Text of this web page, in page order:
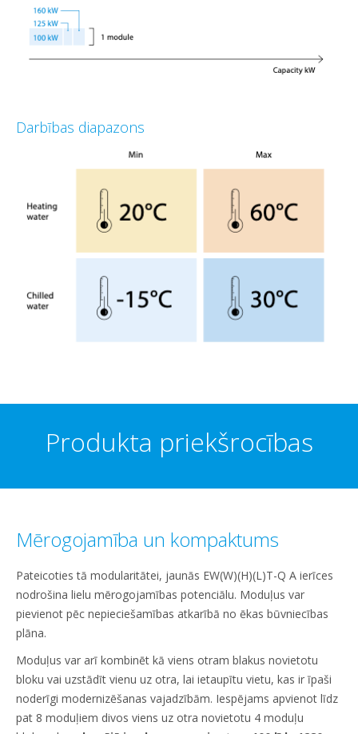
Darbības diapazons
Produkta priekšrocības
Mērogojamība un kompaktums
Pateicoties tā modularitātei, jaunās EW(W)(H)(L)T-Q A ierīces
nodrošina lielu mērogojamības potenciālu. Moduļus var
pievienot pēc nepieciešamības atkarībā no ēkas būvniecības
plāna.
Moduļus var arī kombinēt kā viens otram blakus novietotu
bloku vai uzstādīt vienu uz otra, lai ietaupītu vietu, kas ir īpaši
noderīgi modernizēšanas vajadzībām. Iespējams apvienot līdz
pat 8 moduļiem divos viens uz otra novietotu 4 moduļu